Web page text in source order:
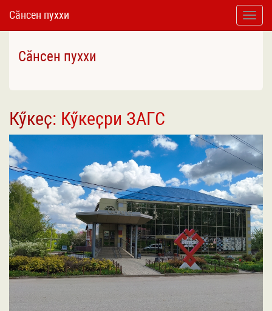
Toggle
Сӑнсен пуххи
Сӑнсен пуххи
Кӳкеҫ: Кӳкеҫри ЗАГС